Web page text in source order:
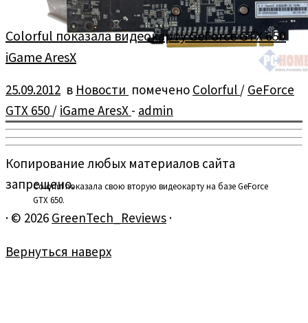
Colorful показала свою вторую видеокарту на базе GeForce
GTX 650.
Colorful показала видеокарту GeForce GTX 650
iGame AresX
25.09.2012 в Новости помечено Colorful / GeForce
GTX 650 / iGame AresX - admin
Копирование любых материалов сайта
запрещено.
· © 2026 GreenTech_Reviews ·
Вернуться наверх